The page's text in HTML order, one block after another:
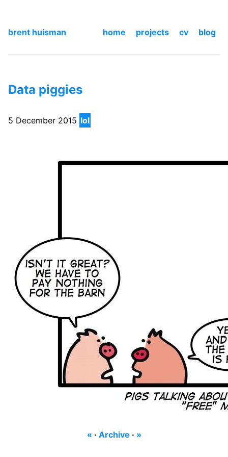
brent huisman home projects cv blog
Data piggies
5 December 2015 lol
« · Archive · »